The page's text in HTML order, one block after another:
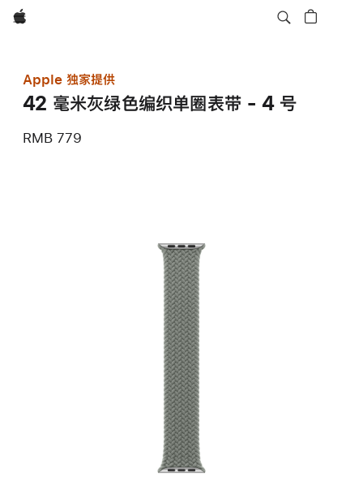
Apple
Apple 独家提供
42 毫米灰绿色编织单圈表带 - 4 号
RMB 779